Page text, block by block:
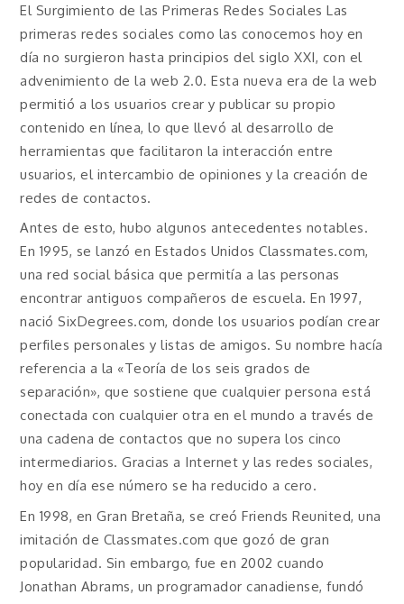
El Surgimiento de las Primeras Redes Sociales Las
primeras redes sociales como las conocemos hoy en
día no surgieron hasta principios del siglo XXI, con el
advenimiento de la web 2.0. Esta nueva era de la web
permitió a los usuarios crear y publicar su propio
contenido en línea, lo que llevó al desarrollo de
herramientas que facilitaron la interacción entre
usuarios, el intercambio de opiniones y la creación de
redes de contactos.
Antes de esto, hubo algunos antecedentes notables.
En 1995, se lanzó en Estados Unidos Classmates.com,
una red social básica que permitía a las personas
encontrar antiguos compañeros de escuela. En 1997,
nació SixDegrees.com, donde los usuarios podían crear
perfiles personales y listas de amigos. Su nombre hacía
referencia a la «Teoría de los seis grados de
separación», que sostiene que cualquier persona está
conectada con cualquier otra en el mundo a través de
una cadena de contactos que no supera los cinco
intermediarios. Gracias a Internet y las redes sociales,
hoy en día ese número se ha reducido a cero.
En 1998, en Gran Bretaña, se creó Friends Reunited, una
imitación de Classmates.com que gozó de gran
popularidad. Sin embargo, fue en 2002 cuando
Jonathan Abrams, un programador canadiense, fundó